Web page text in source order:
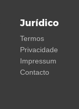
Jurídico
Termos
Privacidade
Impressum
Contacto